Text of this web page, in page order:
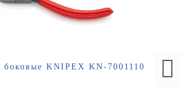
боковые KNIPEX KN-7001110